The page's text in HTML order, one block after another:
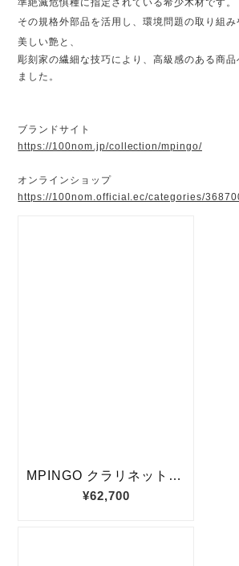
その規格外部品 を活用し、環境問題の取り組
美しい艶と、
彫刻家の繊細な技巧により、高級感のある商品
ました。
ブランドサイト
https://100nom.jp/collection/mpingo/
オンラインショップ
https://100nom.official.ec/categories/